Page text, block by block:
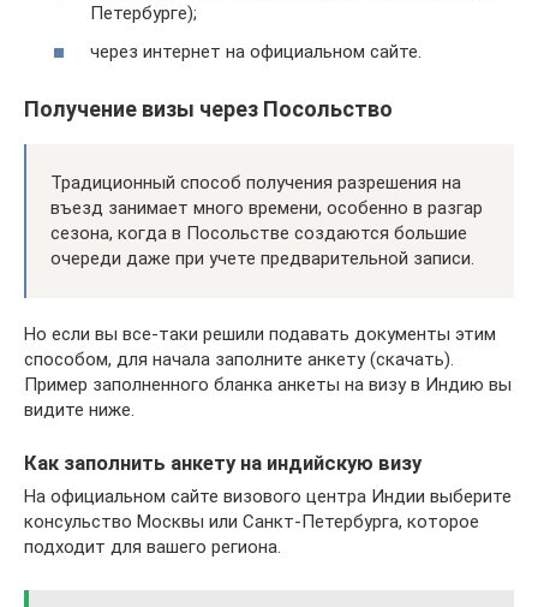
Петербурге);
через интернет на официальном сайте.
Получение визы через Посольство
Традиционный способ получения разрешения на
въезд занимает много времени, особенно в разгар
сезона, когда в Посольстве создаются большие
очереди даже при учете предварительной записи.
Но если вы все-таки решили подавать документы этим
способом, для начала заполните анкету (скачать).
Пример заполненного бланка анкеты на визу в Индию вы
видите ниже.
Как заполнить анкету на индийскую визу
На официальном сайте визового центра Индии выберите
консульство Москвы или Санкт-Петербурга, которое
подходит для вашего региона.